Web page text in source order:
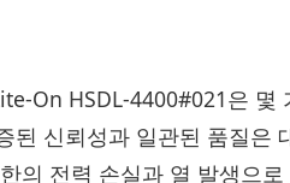
On HSDL-4400#021은 몇
된 신뢰성과 일관된 품질은
의 전력 손실과 열 발생으로